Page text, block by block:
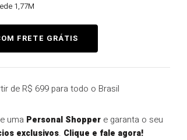
1,77M
de R$ 699 para todo o Brasil
uma Personal Shoppere garanta o seu
exclusivos. Clique e fale agora!